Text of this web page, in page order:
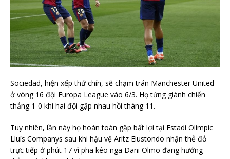
Sociedad, hiện xếp thứ chín, sẽ chạm trán Manchester United
ở vòng 16 đội Europa League vào 6/3. Họ từng giành chiến
thắng 1-0 khi hai đội gặp nhau hồi tháng 11.
Tuy nhiên, lần này họ hoàn toàn gặp bất lợi tại Estadi Olímpic
Lluís Companys sau khi hậu vệ Aritz Elustondo nhận thẻ đỏ
trực tiếp ở phút 17 vì pha kéo ngã Dani Olmo đang hướng